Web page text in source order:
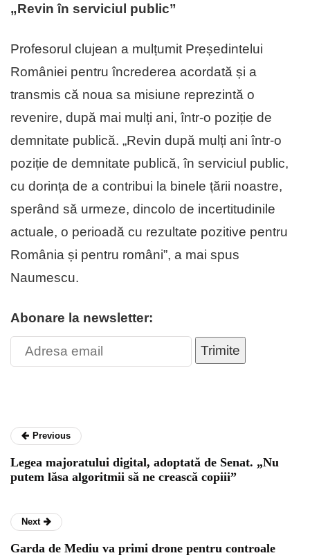
„Revin în serviciul public”
Profesorul clujean a mulțumit Președintelui
României pentru încrederea acordată și a
transmis că noua sa misiune reprezintă o
revenire, după mai mulți ani, într-o poziție de
demnitate publică. „Revin după mulți ani într-o
poziție de demnitate publică, în serviciul public,
cu dorința de a contribui la binele țării noastre,
sperând să urmeze, dincolo de incertitudinile
actuale, o perioadă cu rezultate pozitive pentru
România și pentru români”, a mai spus
Naumescu.
Abonare la newsletter:
Trimite
Previous
Legea majoratului digital, adoptată de Senat. „Nu
putem lăsa algoritmii să ne crească copiii”
Next
Garda de Mediu va primi drone pentru controale